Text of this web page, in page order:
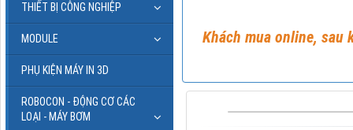
Khách mua online, sau
THIẾT BỊ CÔNG NGHIỆP
MODULE
PHỤ KIỆN MÁY IN 3D
ROBOCON - ĐỘNG CƠ CÁC
LOẠI - MÁY BƠM